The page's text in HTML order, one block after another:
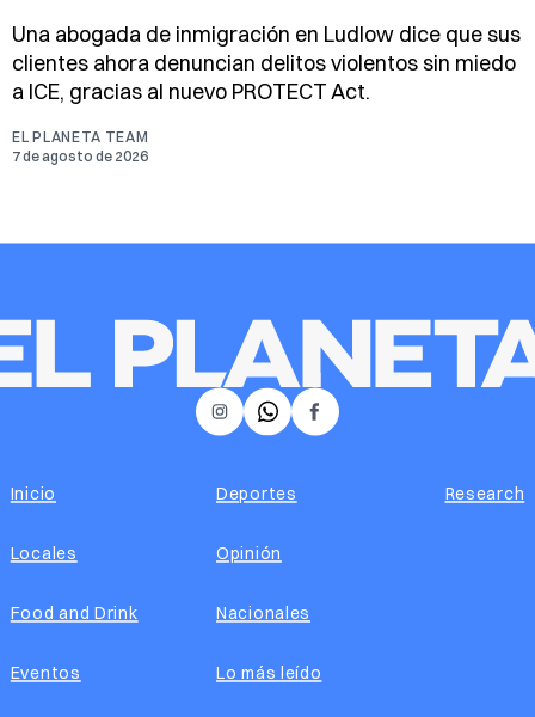
Una abogada de inmigración en Ludlow dice que sus
clientes ahora denuncian delitos violentos sin miedo
a ICE, gracias al nuevo PROTECT Act.
EL PLANETA TEAM
7 de agosto de 2026
𝕏 Facebook
Instagram
Inicio
Locales
Food and Drink
Eventos
Deportes
Opinión
Nacionales
Lo más leído
Research